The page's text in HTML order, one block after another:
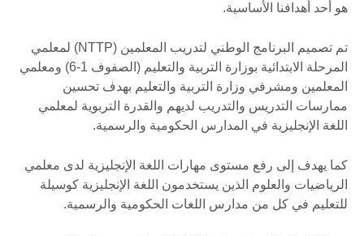
هو أحد أهدافنا الأساسية.
تم تصميم البرنامج الوطني لتدريب المعلمين (NTTP) لمعلمي
المرحلة الابتدائية بوزارة التربية والتعليم (الصفوف 1-6) ومعلمي
المعلمين ومشرفي وزارة التربية والتعليم بهدف تحسين
ممارسات التدريس والتدريب لديهم والقدرة التربوية لمعلمي
اللغة الإنجليزية في المدارس الحكومية والرسمية.
كما يهدف إلى رفع مستوى مهارات اللغة الإنجليزية لدى معلمي
الرياضيات والعلوم الذين يستخدمون اللغة الإنجليزية كوسيلة
للتعليم في كل من مدارس اللغات الحكومية والرسمية.